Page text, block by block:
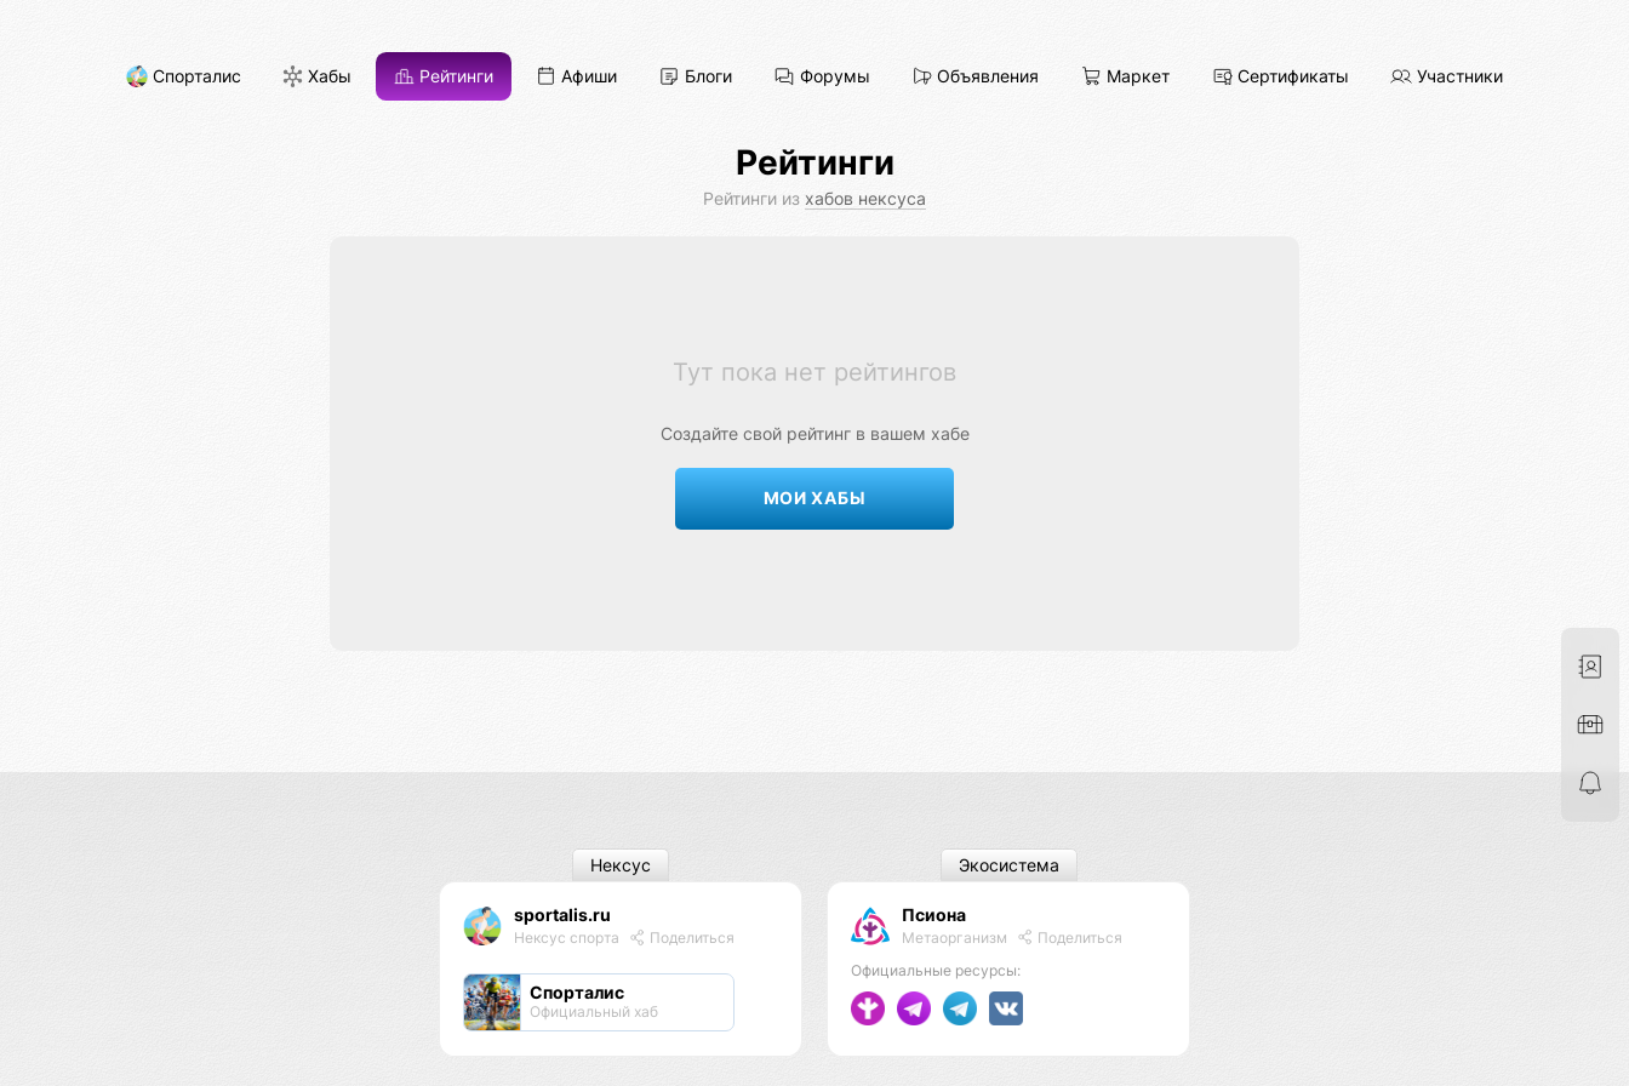
Спорталис Хабы Рейтинги Афиши Блоги Форумы Объявления Маркет Сертификаты Участники
Рейтинги
Рейтинги из хабов нексуса
Тут пока нет рейтингов
Создайте свой рейтинг в вашем хабе
МОИ ХАБЫ
sportalis.ru
Нексус спорта Поделиться
Спорталис
Официальный хаб
Нексус
Псиона
Метаорганизм
Поделиться
Официальные ресурсы:
Экосистема